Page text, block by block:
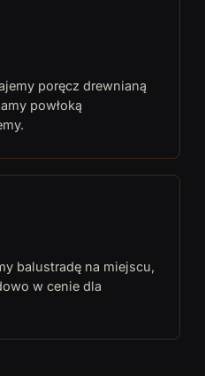
poręcz drewnianą
powłoką
balustradę na miejscu,
w cenie dla